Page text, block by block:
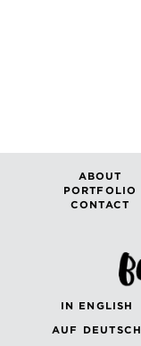
ABOUT
PORTFOLIO
CONTACT
IN ENGLISH
AUF DEUTSCH